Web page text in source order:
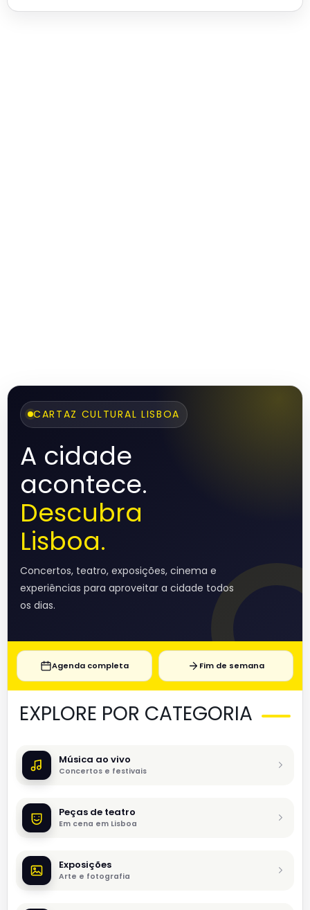
CARTAZ CULTURAL LISBOA
A cidade
acontece.
Descubra
Lisboa.
Concertos, teatro, exposições, cinema e
experiências para aproveitar a cidade todos
os dias.
Agenda completa Fim de semana
EXPLORE POR CATEGORIA
Música ao vivo
Concertos e festivais
Peças de teatro
Em cena em Lisboa
Exposições
Arte e fotografia